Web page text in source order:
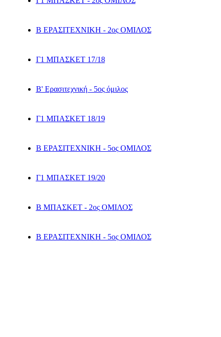
Β ΕΡΑΣΙΤΕΧΝΙΚΗ - 2ος ΟΜΙΛΟΣ
Γ1 ΜΠΑΣΚΕΤ 17/18
Β' Ερασιτεχνική - 5ος όμιλος
Γ1 ΜΠΑΣΚΕΤ 18/19
Β ΕΡΑΣΙΤΕΧΝΙΚΗ - 5ος ΟΜΙΛΟΣ
Γ1 ΜΠΑΣΚΕΤ 19/20
Β ΜΠΑΣΚΕΤ - 2ος ΟΜΙΛΟΣ
Β ΕΡΑΣΙΤΕΧΝΙΚΗ - 5ος ΟΜΙΛΟΣ